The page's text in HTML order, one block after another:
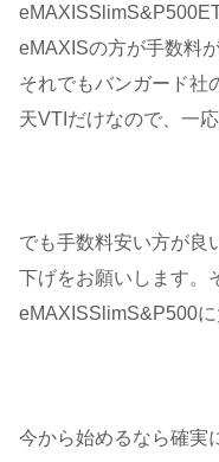
eMAXISの方が手数料
それでもバンガード社
天VTIだけなので、一
でも手数料安い方が良
下げをお願いします。
eMAXISSlimS&P500に
今から始めるなら確実